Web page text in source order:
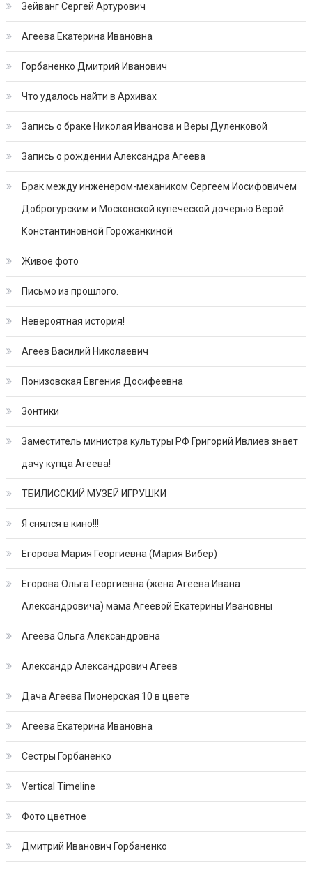
Зейванг Сергей Артурович
Агеева Екатерина Ивановна
Горбаненко Дмитрий Иванович
Что удалось найти в Архивах
Запись о браке Николая Иванова и Веры Дуленковой
Запись о рождении Александра Агеева
Брак между инженером-механиком Сергеем Иосифовичем
Доброгурским и Московской купеческой дочерью Верой
Константиновной Горожанкиной
Живое фото
Письмо из прошлого.
Невероятная история!
Агеев Василий Николаевич
Понизовская Евгения Досифеевна
Зонтики
Заместитель министра культуры РФ Григорий Ивлиев знает
дачу купца Агеева!
ТБИЛИССКИЙ МУЗЕЙ ИГРУШКИ
Я снялся в кино!!!
Егорова Мария Георгиевна (Мария Вибер)
Егорова Ольга Георгиевна (жена Агеева Ивана
Александровича) мама Агеевой Екатерины Ивановны
Агеева Ольга Александровна
Александр Александрович Агеев
Дача Агеева Пионерская 10 в цвете
Агеева Екатерина Ивановна
Сестры Горбаненко
Vertical Timeline
Фото цветное
Дмитрий Иванович Горбаненко